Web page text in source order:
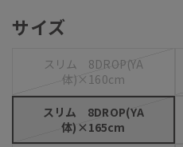
サイズ
スリム 8DROP(YA
体)×160cm
スリム 8DROP(YA
体)×165cm